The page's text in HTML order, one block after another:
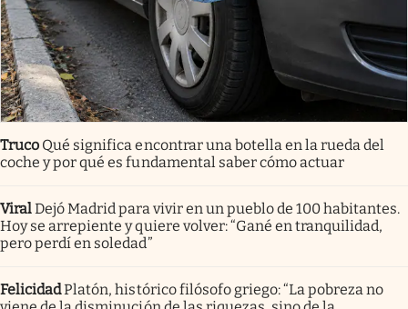
Truco Qué significa encontrar una botella en la rueda del
coche y por qué es fundamental saber cómo actuar
ViralDejó Madrid para vivir en un pueblo de 100 habitantes.
Hoy se arrepiente y quiere volver: “Gané en tranquilidad,
pero perdí en soledad”
FelicidadPlatón, histórico filósofo griego: “La pobreza no